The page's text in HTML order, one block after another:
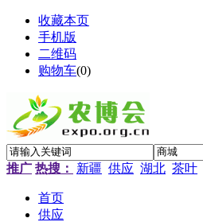
收藏本页
手机版
二维码
购物车(0)
推广 热搜： 新疆 供应 湖北 茶叶
首页
供应